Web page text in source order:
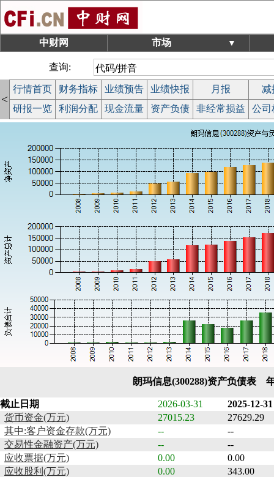
中财网 市场 ▼
查询:
<
行情首页 财务指标 业绩预告 业绩快报 月报
减
研报一览
利润分配 现金流量 资产负债 非经常损益 公司
朗玛信息(300288)资产负债表
截止日期 2026-03-31
2025-12-31
货币资金(万元)
27015.23
27629.29
其中:客户资金存款(万元)
--
--
交易性金融资产(万元)
--
--
应收票据(万元)
0.00
0.00
应收股利(万元)
0.00
343.00